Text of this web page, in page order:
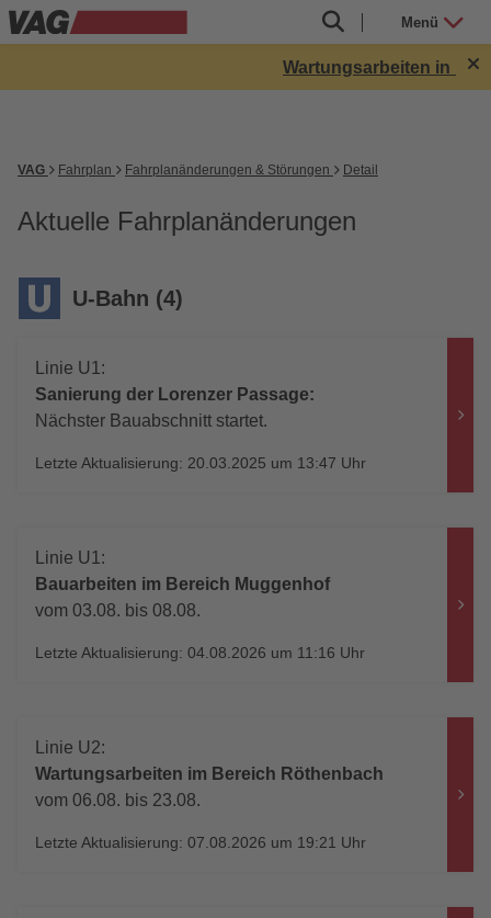
Menü
Wartungsarbeiten in
VAG Fahrplan Fahrplanänderungen & Störungen Detail
Aktuelle Fahrplanänderungen
U-Bahn (4)
Linie U1:
Sanierung der Lorenzer Passage:
Nächster Bauabschnitt startet.
Letzte Aktualisierung: 20.03.2025 um 13:47 Uhr
Linie U1:
Bauarbeiten im Bereich Muggenhof
vom 03.08. bis 08.08.
Letzte Aktualisierung: 04.08.2026 um 11:16 Uhr
Linie U2:
Wartungsarbeiten im Bereich Röthenbach
vom 06.08. bis 23.08.
Letzte Aktualisierung: 07.08.2026 um 19:21 Uhr